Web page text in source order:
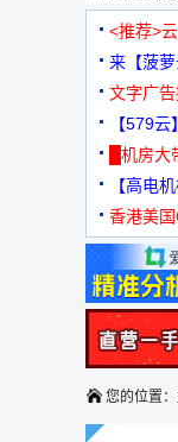
<推荐>
来【菠
文字广
【579
元
█机房
【高电
机
香港美
您的位置：